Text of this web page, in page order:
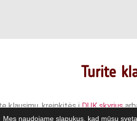
Turite
klausimų, kreipkitės įDUK skyrius
Mes naudojame slapukus, kad mūsų